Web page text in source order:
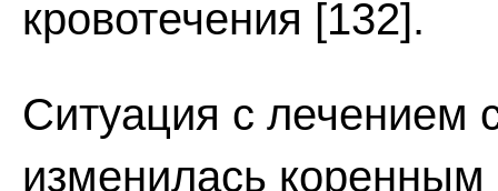
кровотечения [132].
Ситуация с лечением
изменилась